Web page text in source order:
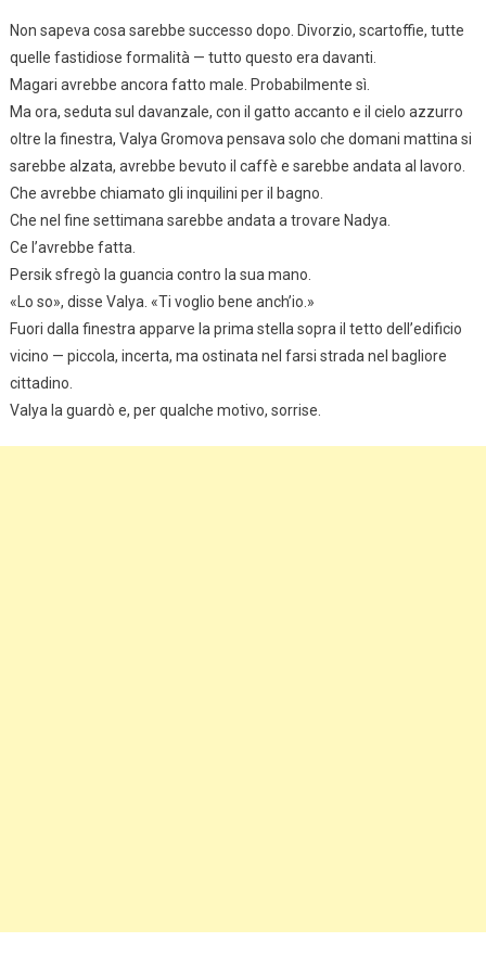
Non sapeva cosa sarebbe successo dopo. Divorzio, scartoffie, tutte
quelle fastidiose formalità — tutto questo era davanti.
Magari avrebbe ancora fatto male. Probabilmente sì.
Ma ora, seduta sul davanzale, con il gatto accanto e il cielo azzurro
oltre la finestra, Valya Gromova pensava solo che domani mattina si
sarebbe alzata, avrebbe bevuto il caffè e sarebbe andata al lavoro.
Che avrebbe chiamato gli inquilini per il bagno.
Che nel fine settimana sarebbe andata a trovare Nadya.
Ce l’avrebbe fatta.
Persik sfregò la guancia contro la sua mano.
«Lo so», disse Valya. «Ti voglio bene anch’io.»
Fuori dalla finestra apparve la prima stella sopra il tetto dell’edificio
vicino — piccola, incerta, ma ostinata nel farsi strada nel bagliore
cittadino.
Valya la guardò e, per qualche motivo, sorrise.